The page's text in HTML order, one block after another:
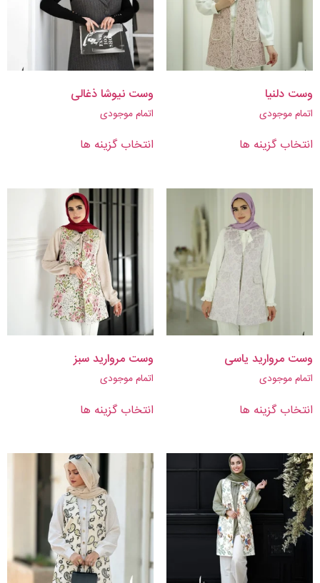
وست دلنیا
اتمام موجودی
انتخاب گزینه ها
وست نیوشا ذغالی
اتمام موجودی
انتخاب گزینه ها
وست مروارید یاسی
اتمام موجودی
انتخاب گزینه ها
وست مروارید سبز
اتمام موجودی
انتخاب گزینه ها